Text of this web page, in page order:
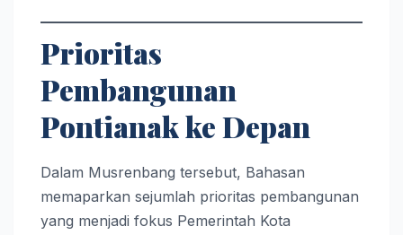
Prioritas
Pembangunan
Pontianak ke Depan
Dalam Musrenbang tersebut, Bahasan
memaparkan sejumlah prioritas pembangunan
yang menjadi fokus Pemerintah Kota